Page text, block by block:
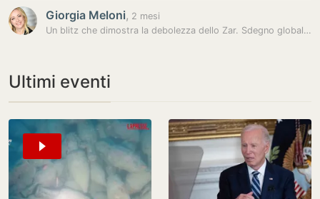
Giorgia Meloni, 2 mesi
Un blitz che dimostra la debolezza dello Zar. Sdegno globale, Meloni:…
Ultimi eventi